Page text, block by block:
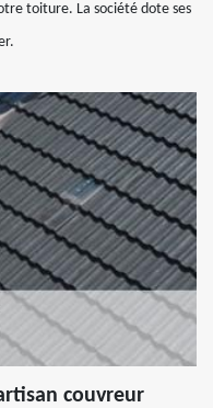
toiture. La société dote ses
couvreur